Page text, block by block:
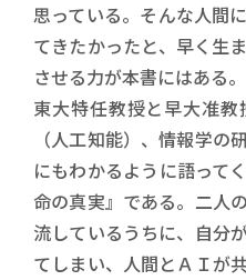
思っている。そんな人間
てきたかったと、早く生
させる力が本書にはある。
東大特任教授と早大准
（人工知能）、情報学の
にもわかるように語って
命の真実』である。二人
流しているうちに、自分
てしまい、人間とＡＩが